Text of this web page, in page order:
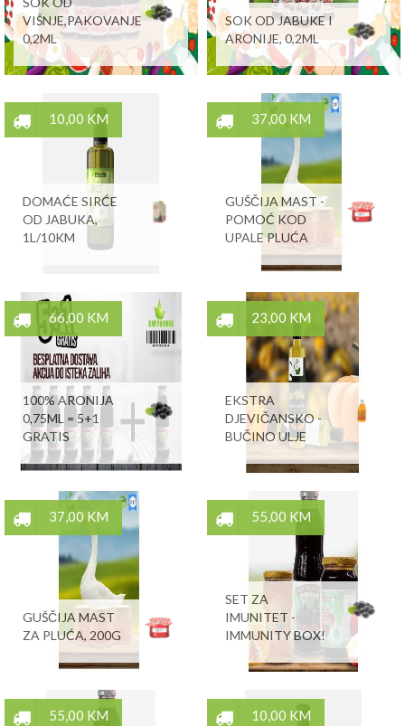
VIŠNJE,PAKOVANJE
0,2ML
SOK OD JABUKE I
ARONIJE, 0,2ML
10,00 KM
DOMAĆE SIRĆE
OD JABUKA,
1L/10KM
37,00 KM
GUŠČIJA MAST -
POMOĆ KOD
UPALE PLUĆA
66,00 KM
100% ARONIJA
0,75ML = 5+1
GRATIS
23,00 KM
EKSTRA
DJEVIČANSKO -
BUČINO ULJE
37,00 KM
GUŠČIJA MAST
ZA PLUĆA, 200G
55,00 KM
SET ZA
IMUNITET -
IMMUNITY BOX!
55,00 KM 10,00 KM